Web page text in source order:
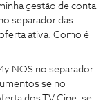
gestão de conta
separador das
ativa. Como é
NOS no separador
se no